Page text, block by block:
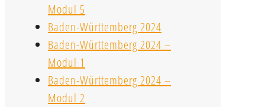
Modul 5
Baden-Württemberg 2024
Baden-Württemberg 2024 –
Modul 1
Baden-Württemberg 2024 –
Modul 2